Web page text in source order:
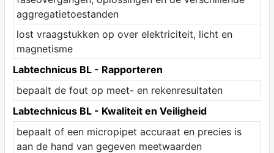
aggregatietoestanden
lost vraagstukken op over elektriciteit, licht en
magnetisme
Labtechnicus BL - Rapporteren
bepaalt de fout op meet- en rekenresultaten
Labtechnicus BL - Kwaliteit en Veiligheid
bepaalt of een micropipet accuraat en precies is
aan de hand van gegeven meetwaarden